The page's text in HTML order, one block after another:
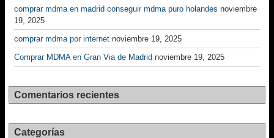
comprar mdma en madrid conseguir mdma puro holandes noviembre
19, 2025
comprar mdma por internet noviembre 19, 2025
Comprar MDMA en Gran Via de Madrid noviembre 19, 2025
Comentarios recientes
Categorías